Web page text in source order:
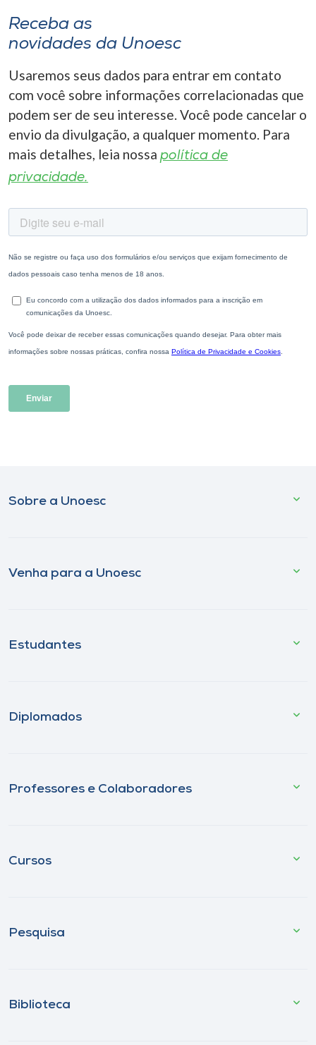
Receba as
novidades da Unoesc
Usaremos seus dados para entrar em contato
com você sobre informações correlacionadas que
podem ser de seu interesse. Você pode cancelar o
envio da divulgação, a qualquer momento. Para
mais detalhes, leia nossa política de
privacidade.
Sobre a Unoesc
Venha para a Unoesc
Estudantes
Diplomados
Professores e Colaboradores
Cursos
Pesquisa
Biblioteca